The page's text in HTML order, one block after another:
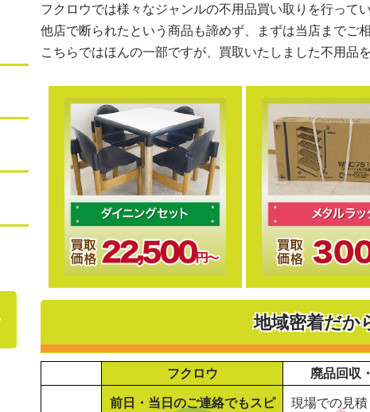
フクロウでは様々なジャンルの不用品買い取りを行って
他店で断られたという商品も諦めず、まずは当店までご
こちらではほんの一部ですが、買取いたしました不用品
地域密着だか
フクロウ 廃品回収
前日・当日のご連絡でもスピ
現場での見